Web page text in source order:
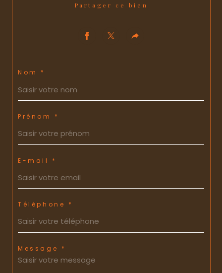
Partager ce bien
Nom *
Prénom *
E-mail *
Téléphone *
Message *